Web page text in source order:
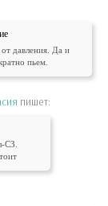
давления. Да и
пьем.
пишет:
СЗ.